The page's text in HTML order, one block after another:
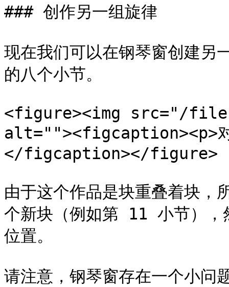
### 创作另一组旋律
现在我们可以在钢琴窗创建另
的八个小节。
<figure><img src="/
alt=""><figcaption><p>对
</figcaption></figure>
由于这个作品是块重叠着块，
个新块（例如第 11 小节），
位置。
请注意，钢琴窗存在一个小问